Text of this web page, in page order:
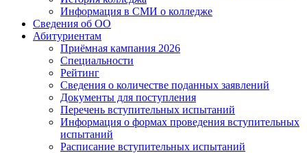
Информация в СМИ о колледже
Сведения об ОО
Абитуриентам
Приёмная кампания 2026
Специальности
Рейтинг
Сведения о количестве поданных заявлений
Документы для поступления
Перечень вступительных испытаний
Информация о формах проведения вступительных
испытаний
Расписание вступительных испытаний